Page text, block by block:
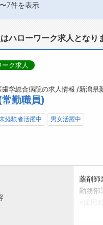
7件を表示
ハローワーク求人となり
ク求人
歯学総合病院の求人情報 /新潟県
勤職員)
経験者活躍中 男女活躍中
薬剤師
勤務部
新卒